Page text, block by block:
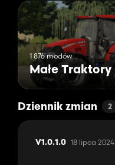
1 876 modów
Małe Traktory
Dziennik zmian 2
V1.0.1.0 18 lipca 2024